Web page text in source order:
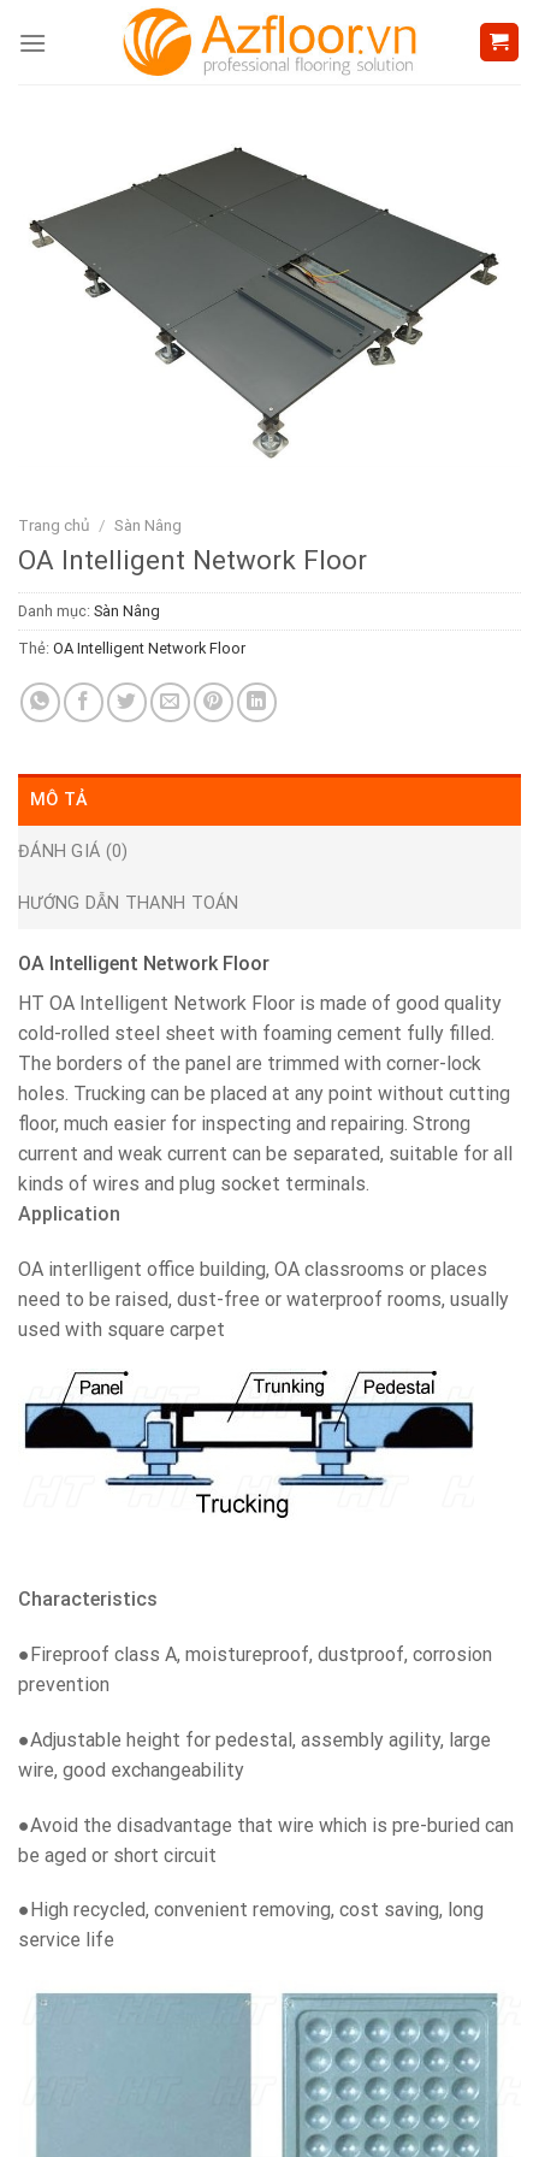
Trang chủ / Sàn Nâng
OA Intelligent Network Floor
Danh mục: Sàn Nâng
Thẻ: OA Intelligent Network Floor
MÔ TẢ
ĐÁNH GIÁ (0)
HƯỚNG DẪN THANH TOÁN
OA Intelligent Network Floor
HT OA Intelligent Network Floor is made of good quality
cold-rolled steel sheet with foaming cement fully filled.
The borders of the panel are trimmed with corner-lock
holes. Trucking can be placed at any point without cutting
floor, much easier for inspecting and repairing. Strong
current and weak current can be separated, suitable for all
kinds of wires and plug socket terminals.
Application
OA interlligent office building, OA classrooms or places
need to be raised, dust-free or waterproof rooms, usually
used with square carpet
Characteristics
●Fireproof class A, moistureproof, dustproof, corrosion
prevention
●Adjustable height for pedestal, assembly agility, large
wire, good exchangeability
●Avoid the disadvantage that wire which is pre-buried can
be aged or short circuit
●High recycled, convenient removing, cost saving, long
service life